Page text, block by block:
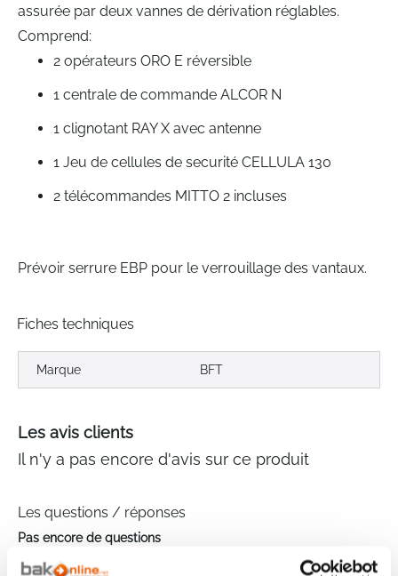
assurée par deux vannes de dérivation réglables.
Comprend:
2 opérateurs ORO E réversible
1 centrale de commande ALCOR N
1 clignotant RAY X avec antenne
1 Jeu de cellules de securité CELLULA 130
2 télécommandes MITTO 2 incluses
Prévoir serrure EBP pour le verrouillage des vantaux.
Fiches techniques
Marque BFT
Les avis clients
Il n'y a pas encore d'avis sur ce produit
Les questions / réponses
Pas encore de questions